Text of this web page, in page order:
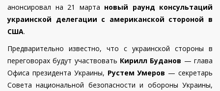
анонсировал на 21 марта новый раунд консультаций
украинской делегации с американской стороной в
США.
Предварительно известно, что с украинской стороны в
переговорах будут участвовать Кирилл Буданов — глава
Офиса президента Украины, Рустем Умеров — секретарь
Совета национальной безопасности и обороны Украины,